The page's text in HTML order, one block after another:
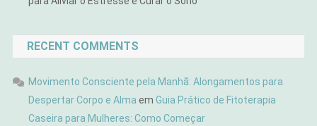
RECENT COMMENTS
Movimento Consciente pela Manhã: Alongamentos para
Despertar Corpo e Alma em Guia Prático de Fitoterapia
Caseira para Mulheres: Como Começar